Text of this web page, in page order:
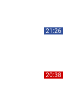
21:26
20:38